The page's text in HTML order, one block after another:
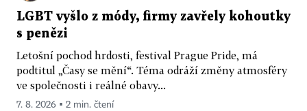
LGBT vyšlo z módy, firmy zavřely kohoutky
s penězi
Letošní pochod hrdosti, festival Prague Pride, má
podtitul „Časy se mění“. Téma odráží změny atmosféry
ve společnosti i reálné obavy...
7. 8. 2026 ▪ 2 min. čtení